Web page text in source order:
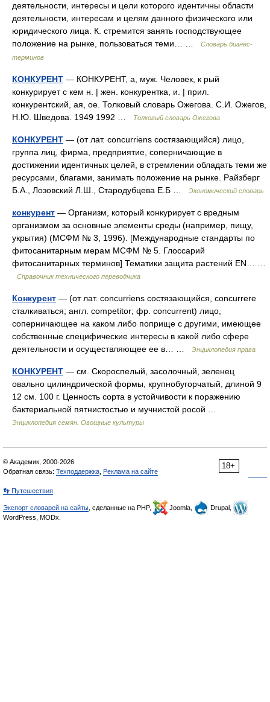
деятельности, интересы и цели которого идентичны области
деятельности, интересам и целям данного физического или
юридического лица. К. стремится занять господствующее
положение на рынке, пользоваться теми… …
Словарь бизнес-
терминов
КОНКУРЕНТ — КОНКУРЕНТ, а, муж. Человек, к рый
конкурирует с кем н. | жен. конкурентка, и. | прил.
конкурентский, ая, ое. Толковый словарь Ожегова. С.И. Ожегов,
Н.Ю. Шведова. 1949 1992 …
Толковый словарь Ожегова
КОНКУРЕНТ — (от лат. concurriens состязающийся) лицо,
группа лиц, фирма, предприятие, соперничающие в
достижении идентичных целей, в стремлении обладать теми же
ресурсами, благами, занимать положение на рынке. Райзберг
Б.А., Лозовский Л.Ш., Стародубцева Е.Б …
Экономический словарь
конкурент — Организм, который конкурирует с вредным
организмом за основные элементы среды (например, пищу,
укрытия) (МСФМ № 3, 1996). [Mеждународные стандарты по
фитосанитарным мерам МСФМ № 5. Глоссарий
фитосанитарных терминов] Тематики защита растений EN… …
Справочник технического переводчика
Конкурент — (от лат. concurriens состязающийся, concurrere
сталкиваться; англ. competitor; фр. concurrent) лицо,
соперничающее на каком либо поприще с другими, имеющее
собственные специфические интересы в какой либо сфере
деятельности и осуществляющее ее в… …
Энциклопедия права
КОНКУРЕНТ — см. Скороспелый, засолочный, зеленец
овально цилиндрической формы, крупнобугорчатый, длиной 9
12 см. 100 г. Ценность сорта в устойчивости к поражению
бактериальной пятнистостью и мучнистой росой …
Энциклопедия семян. Овощные культуры
18+
© Академик, 2000-2026
Обратная связь: Техподдержка Реклама на сайте
👣 Путешествия
Экспорт словарей на сайты , сделанные на PHP, Joomla,
Drupal,
WordPress, MODx.